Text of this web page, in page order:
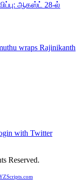
ஆகஸ்ட் 28-ல்
wraps Rajinikanth
with Twitter
Reserved.